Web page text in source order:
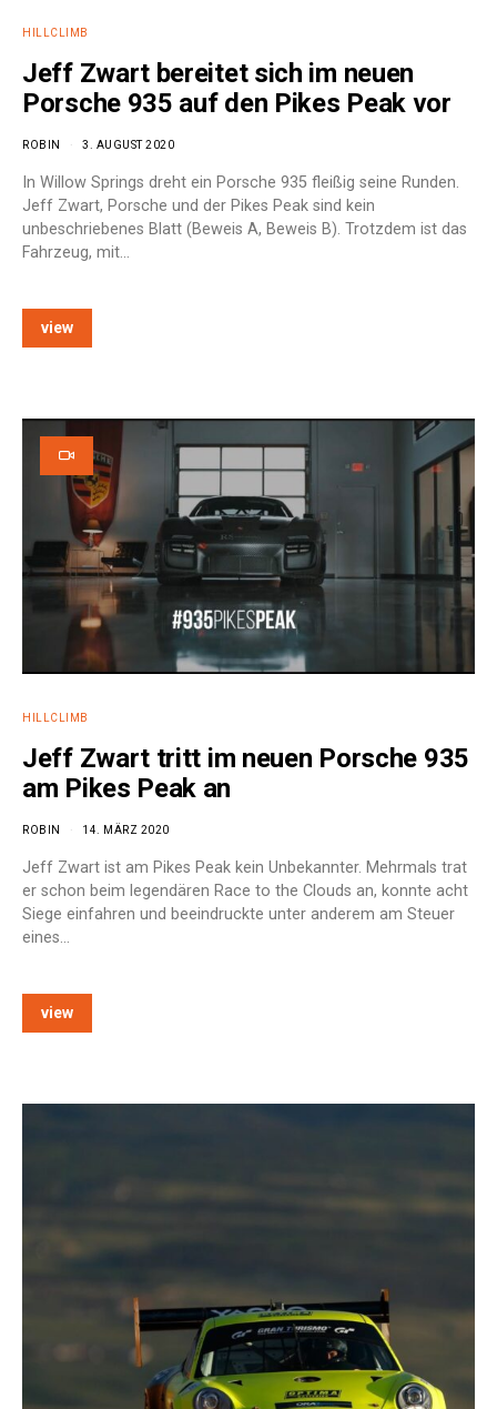
HILLCLIMB
Jeff Zwart bereitet sich im neuen
Porsche 935 auf den Pikes Peak vor
ROBIN 3. AUGUST 2020
In Willow Springs dreht ein Porsche 935 fleißig seine Runden.
Jeff Zwart, Porsche und der Pikes Peak sind kein
unbeschriebenes Blatt (Beweis A, Beweis B). Trotzdem ist das
Fahrzeug, mit…
view
HILLCLIMB
Jeff Zwart tritt im neuen Porsche 935
am Pikes Peak an
ROBIN 14. MÄRZ 2020
Jeff Zwart ist am Pikes Peak kein Unbekannter. Mehrmals trat
er schon beim legendären Race to the Clouds an, konnte acht
Siege einfahren und beeindruckte unter anderem am Steuer
eines…
view